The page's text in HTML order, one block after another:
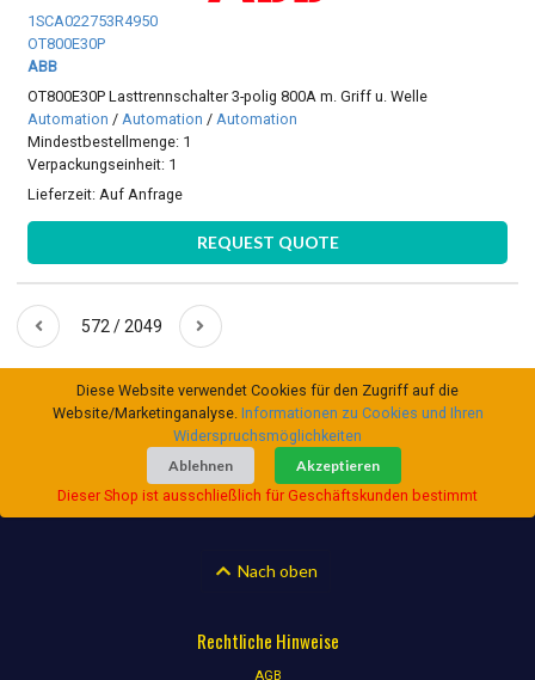
1SCA022753R4950
OT800E30P
ABB
OT800E30P Lasttrennschalter 3-polig 800A m. Griff u. Welle
Automation /Automation /Automation
Mindestbestellmenge: 1
Verpackungseinheit: 1
Lieferzeit:Auf Anfrage
REQUEST QUOTE
572 / 2049
Diese Website verwendet Cookies für den Zugriff auf die
Website/Marketinganalyse. Informationen zu Cookies und Ihren
Widerspruchsmöglichkeiten
Ablehnen
Akzeptieren
Dieser Shop ist ausschließlich für Geschäftskunden bestimmt
Nach oben
Rechtliche Hinweise
AGB